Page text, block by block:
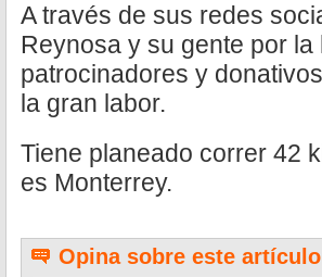
A través de sus redes
Reynosa y su gente por
patrocinadores y
la gran labor.
Tiene planeado correr 42
es Monterrey.
Opina sobre este artículo